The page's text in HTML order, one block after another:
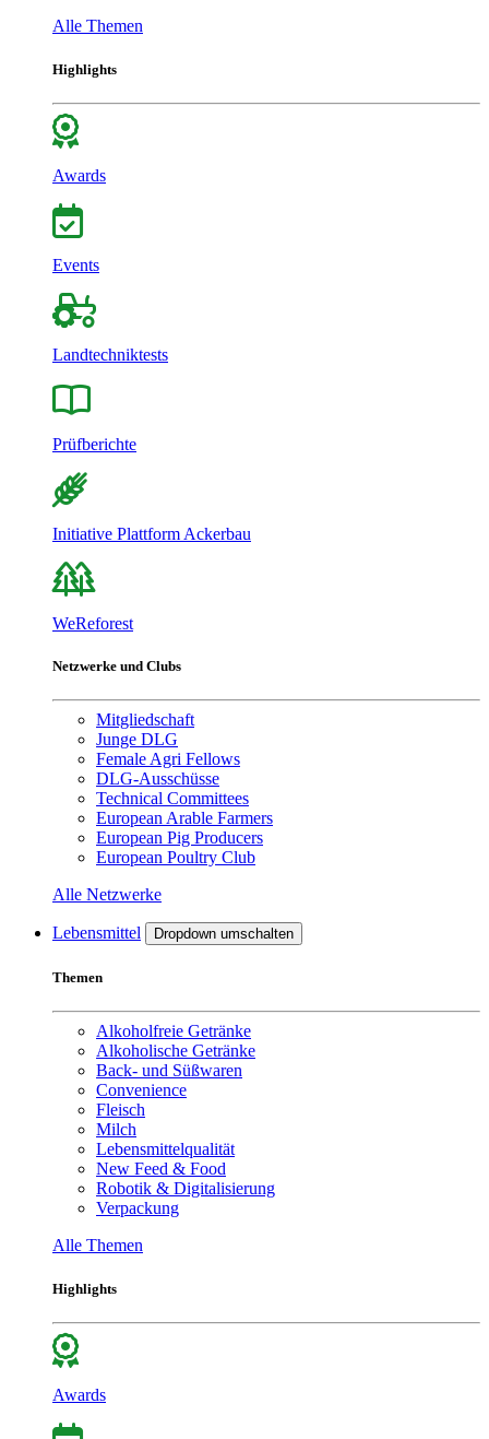
Alle Themen
Highlights
Awards
Events
Landtechniktests
Prüfberichte
Initiative Plattform Ackerbau
WeReforest
Netzwerke und Clubs
Mitgliedschaft
Junge DLG
Female Agri Fellows
DLG-Ausschüsse
Technical Committees
European Arable Farmers
European Pig Producers
European Poultry Club
Alle Netzwerke
Lebensmittel Dropdown umschalten
Themen
Alkoholfreie Getränke
Alkoholische Getränke
Back- und Süßwaren
Convenience
Fleisch
Milch
Lebensmittelqualität
New Feed & Food
Robotik & Digitalisierung
Verpackung
Alle Themen
Highlights
Awards